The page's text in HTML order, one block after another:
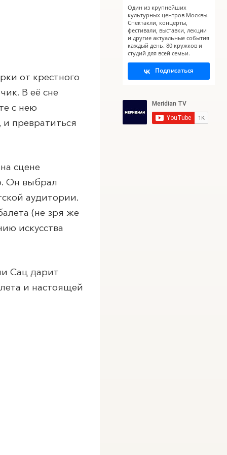
от крестного
В её сне
с нею
превратиться
сцене
Он выбрал
аудитории.
(не зря же
искусства
Сац дарит
и настоящей
Один из крупнейших
культурных центров Москвы.
Спектакли, концерты,
фестивали, выставки, лекции
и другие актуальные события
каждый день. 80 кружков и
студий для всей семьи.
Подписаться